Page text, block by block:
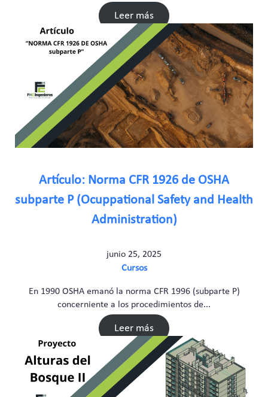
Leer más
Artículo: Norma CFR 1926 de OSHA
subparte P (Ocuppational Safety and Health
Administration)
junio 25, 2025
Cursos
En 1990 OSHA emanó la norma CFR 1996 (subparte P)
concerniente a los procedimientos de...
Leer más